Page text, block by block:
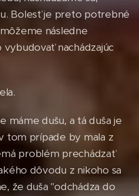
Bolesť je preto potrebné
následne
nachádzajúc
máme dušu, a tá duša je
tom prípade by mala z
problém prechádzať
dôvodu z nikoho sa
že duša "odchádza do